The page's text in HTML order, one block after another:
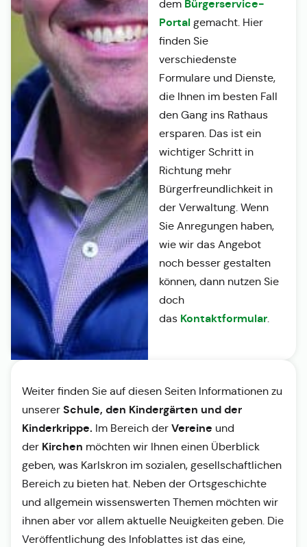
dem Bürgerservice-
Portalgemacht. Hier
finden Sie
verschiedenste
Formulare und Dienste,
die Ihnen im besten Fall
den Gang ins Rathaus
ersparen. Das ist ein
wichtiger Schritt in
Richtung mehr
Bürgerfreundlichkeit in
der Verwaltung. Wenn
Sie Anregungen haben,
wie wir das Angebot
noch besser gestalten
können, dann nutzen Sie
doch
das Kontaktformular.
Weiter finden Sie auf diesen Seiten Informationen zu
unserer Schule, den Kindergärten und der
Kinderkrippe. Im Bereich der Vereine und
der Kirchen möchten wir Ihnen einen Überblick
geben, was Karlskron im sozialen, gesellschaftlichen
Bereich zu bieten hat. Neben der Ortsgeschichte
und allgemein wissenswerten Themen möchten wir
ihnen aber vor allem aktuelle Neuigkeiten geben. Die
Veröffentlichung des Infoblattes ist das eine,